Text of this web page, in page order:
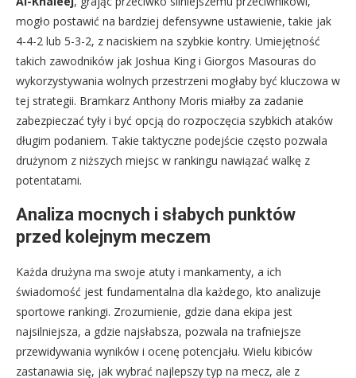
mogło postawić na bardziej defensywne ustawienie, takie jak
4-4-2 lub 5-3-2, z naciskiem na szybkie kontry. Umiejętność
takich zawodników jak Joshua King i Giorgos Masouras do
wykorzystywania wolnych przestrzeni mogłaby być kluczowa w
tej strategii. Bramkarz Anthony Moris miałby za zadanie
zabezpieczać tyły i być opcją do rozpoczęcia szybkich ataków
długim podaniem. Takie taktyczne podejście często pozwala
drużynom z niższych miejsc w rankingu nawiązać walkę z
potentatami.
Analiza mocnych i słabych punktów
przed kolejnym meczem
Każda drużyna ma swoje atuty i mankamenty, a ich
świadomość jest fundamentalna dla każdego, kto analizuje
sportowe rankingi. Zrozumienie, gdzie dana ekipa jest
najsilniejsza, a gdzie najsłabsza, pozwala na trafniejsze
przewidywania wyników i ocenę potencjału. Wielu kibiców
zastanawia się, jak wybrać najlepszy typ na mecz, ale z